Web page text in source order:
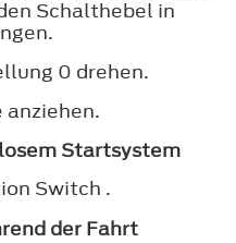
Schalthebel in
0 drehen.
Startsystem
Switch .
der Fahrt